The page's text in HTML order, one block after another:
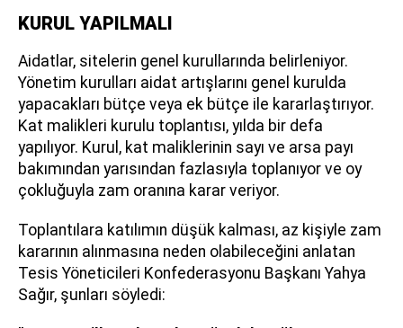
KURUL YAPILMALI
Aidatlar, sitelerin genel kurullarında belirleniyor.
Yönetim kurulları aidat artışlarını genel kurulda
yapacakları bütçe veya ek bütçe ile kararlaştırıyor.
Kat malikleri kurulu toplantısı, yılda bir defa
yapılıyor. Kurul, kat maliklerinin sayı ve arsa payı
bakımından yarısından fazlasıyla toplanıyor ve oy
çokluğuyla zam oranına karar veriyor.
Toplantılara katılımın düşük kalması, az kişiyle zam
kararının alınmasına neden olabileceğini anlatan
Tesis Yöneticileri Konfederasyonu Başkanı Yahya
Sağır, şunları söyledi: